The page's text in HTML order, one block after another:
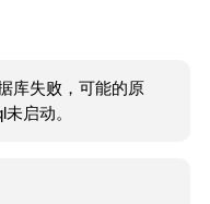
库失败，可能的原
启动。